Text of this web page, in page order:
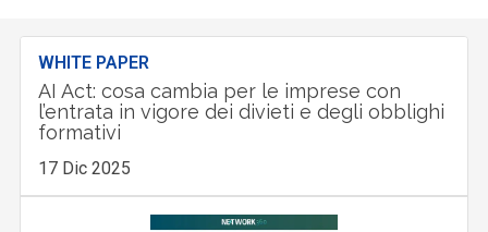
WHITE PAPER
AI Act: cosa cambia per le imprese con
l’entrata in vigore dei divieti e degli obblighi
formativi
17 Dic 2025